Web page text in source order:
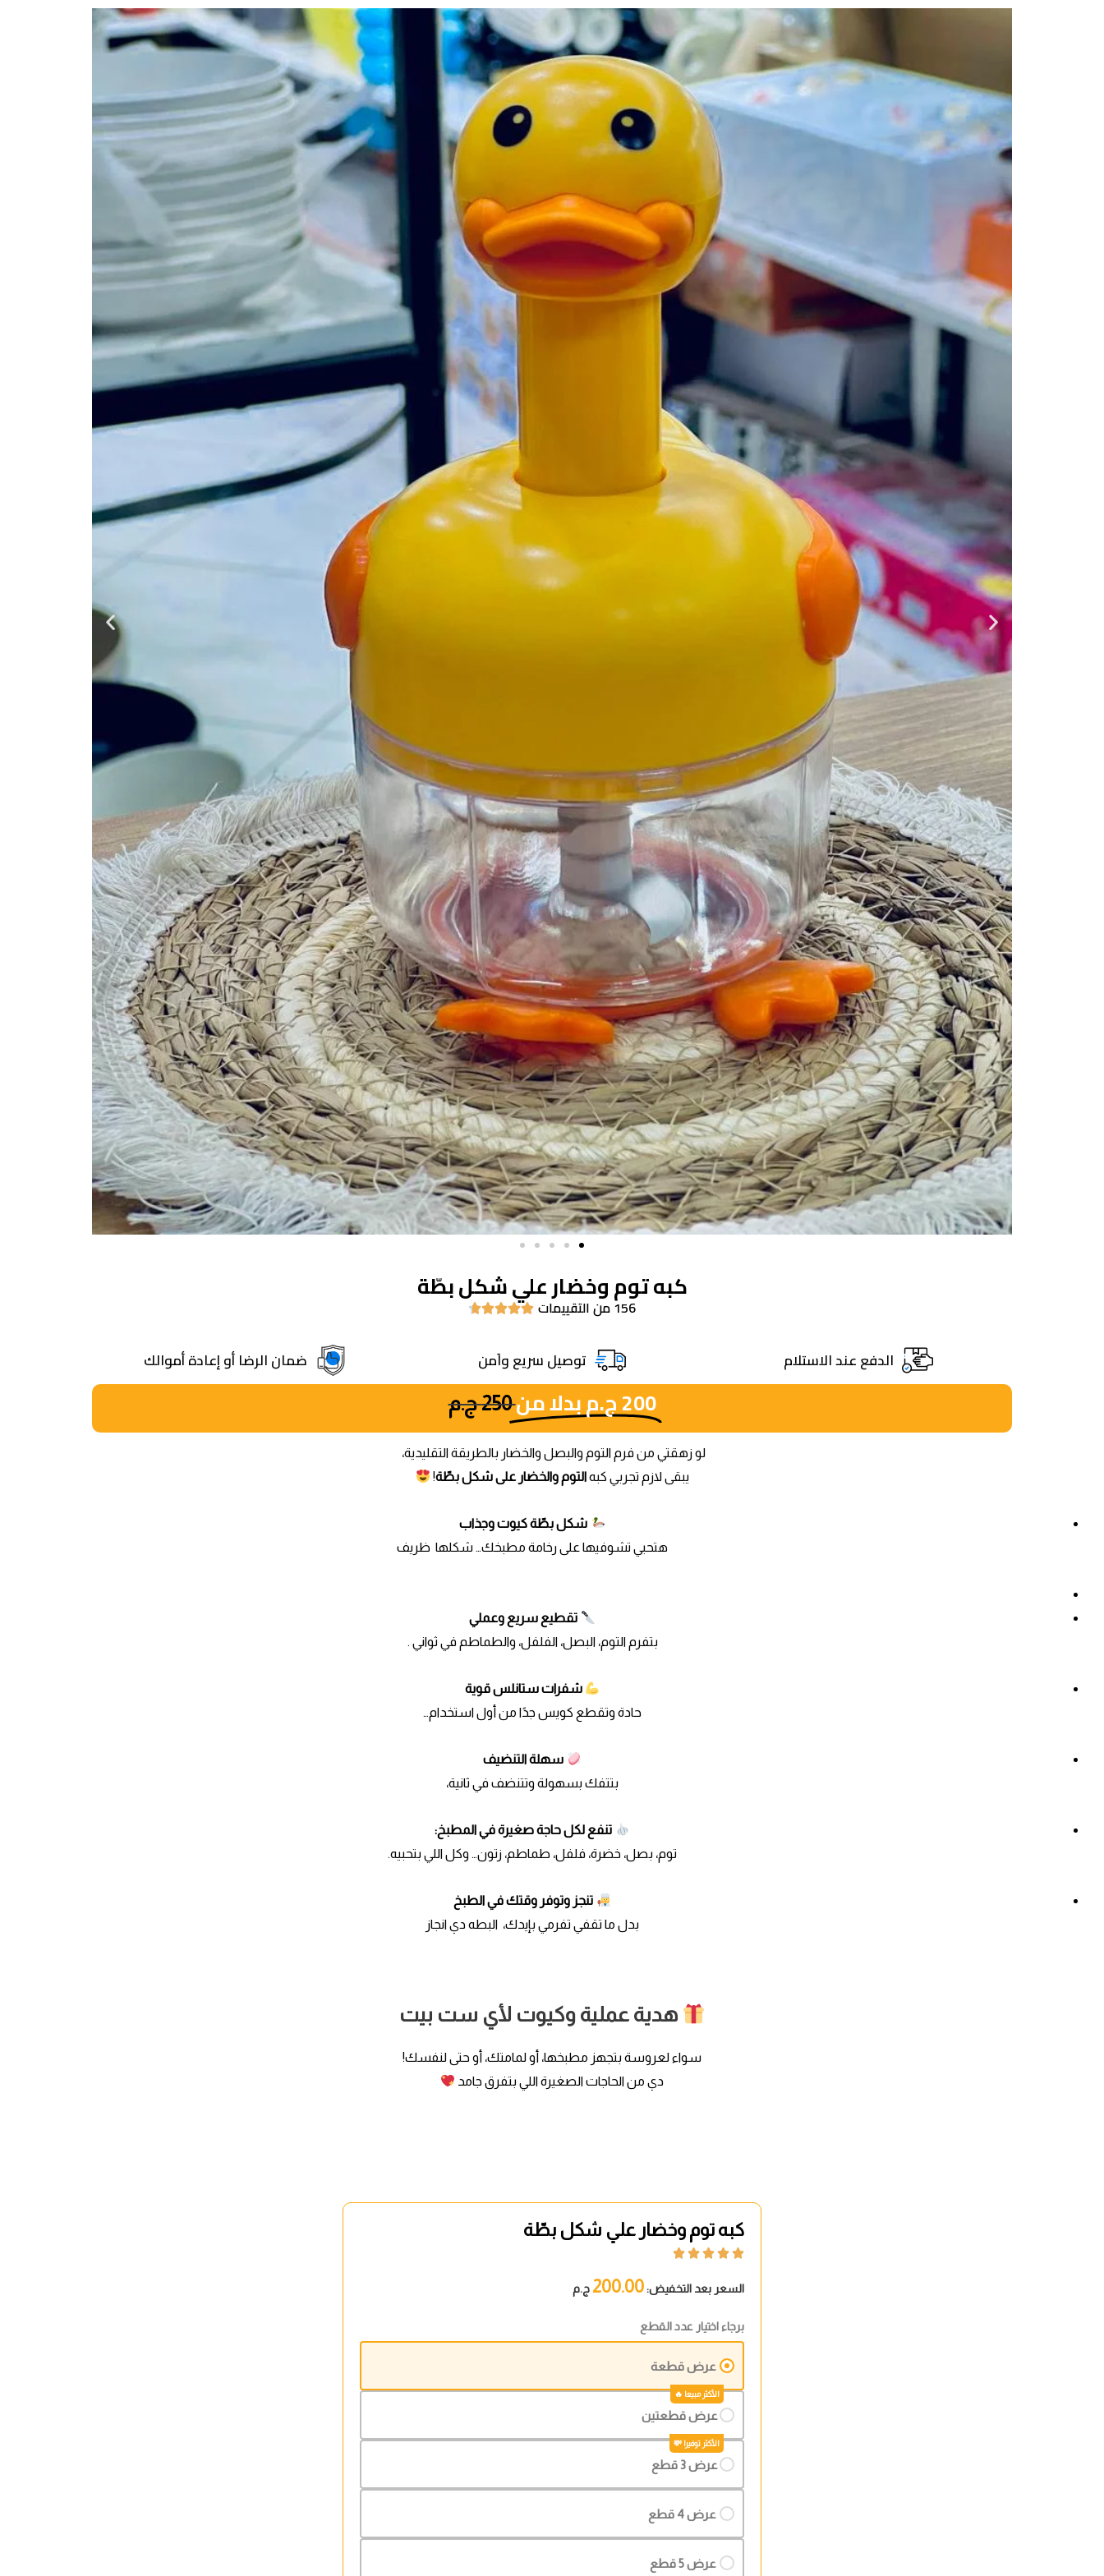
كبه توم وخضار علي شكل بطّة
156 من التقييمات 




الدفع عند الاستلام توصيل سريع واَمن ضمان الرضا أو إعادة أموالك
200ج.مبدلا من250ج.م
لو زهقتي من فرم التوم والبصل والخضار بالطريقة التقليدية،
يبقى لازم تجربي كبهالتوم والخضار على شكل بطّة!
شكل بطّة كيوت وجذاب
هتحبي تشوفيها على رخامة مطبخك… شكلها ظريف
تقطيع سريع وعملي
بتفرم التوم، البصل، الفلفل، والطماطم في ثواني .
شفرات ستانلس قوية
حادة وتقطع كويس جدًا من أول استخدام…
سهلة التنضيف
بتتفك بسهولة وتتنضف في ثانية،
تنفع لكل حاجة صغيرة في المطبخ:
توم، بصل، خضرة، فلفل، طماطم، زتون… وكل اللي بتحبيه.
تنجز وتوفر وقتك في الطبخ
بدل ما تقفي تفرمي بإيدك، البطه دي انجاز
هدية عملية وكيوت لأي ست بيت
سواء لعروسة بتجهز مطبخها، أو لمامتك، أو حتى لنفسك!
دي من الحاجات الصغيرة اللي بتفرق جامد
كبه توم وخضار علي شكل بطّة





السعر بعد التخفيض:200.00 ج.م
برجاء اختيار عدد القطع
عرض قطعة
عرض قطعتين
عرض 3 قطع
عرض 4 قطع
عرض 5 قطع